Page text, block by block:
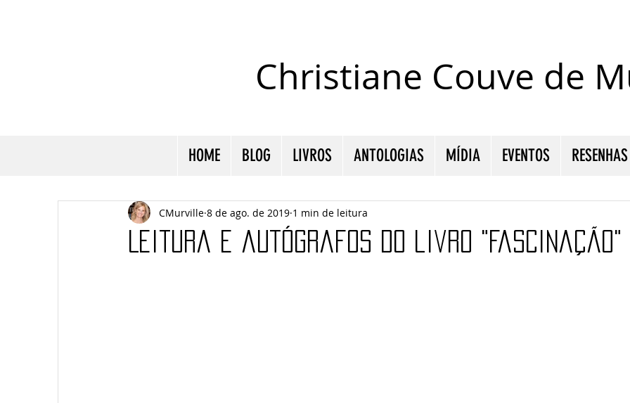
Christiane Couve de
HOME BLOG LIVROS ANTOLOGIAS MÍDIA EVENTOS RESENHAS
Leitura e autógrafos do livro "Fascinação"
CMurville 8 de ago. de 2019 1 min de leitura